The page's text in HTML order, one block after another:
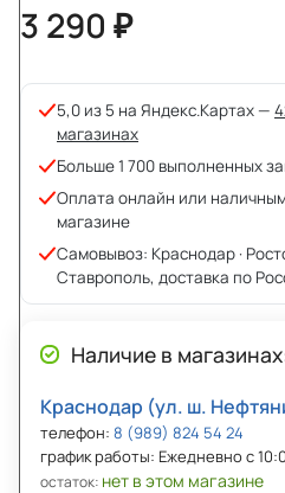
3 290 ₽
5,0 из 5 на Яндекс.Картах —
магазинах
Больше 1 700 выполненных
Оплата онлайн или
магазине
Самовывоз: Краснодар ·
Ставрополь, доставка по
Наличие в
Краснодар (ул. ш.
телефон: 8 (989) 824 54 24
график работы: Ежедневно с
остаток: нет в этом магазине